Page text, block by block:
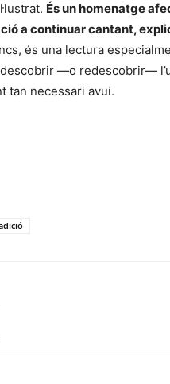
És un homenatge
a continuar cantant,
és una lectura
—o redescobrir—
tan necessari avui.